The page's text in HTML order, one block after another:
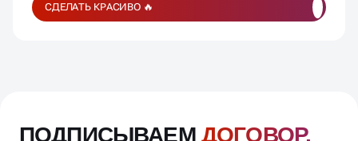
СДЕЛАТЬ КРАСИВО 🔥
ПОДПИСЫВАЕМ ДОГОВОР,